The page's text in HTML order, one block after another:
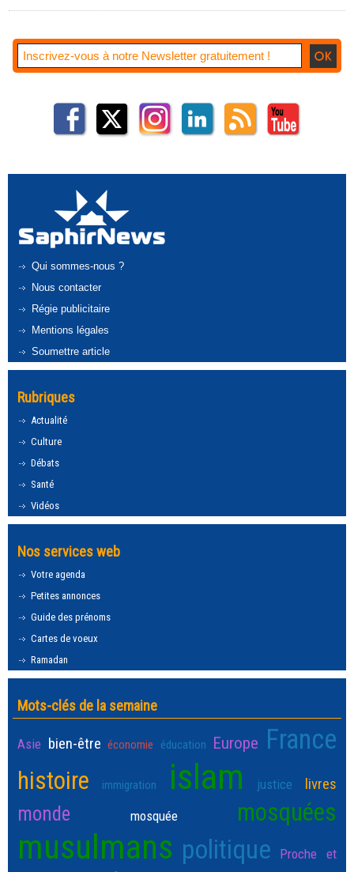
Qui sommes-nous ?
Nous contacter
Régie publicitaire
Mentions légales
Soumettre article
Rubriques
Actualité
Culture
Débats
Santé
Vidéos
Nos services web
Votre agenda
Petites annonces
Guide des prénoms
Cartes de voeux
Ramadan
Mots-clés de la semaine
Asie bien-être économie éducation Europe France
histoire immigration islam justice livres
monde mosquée mosquées
musulmans politique Proche et